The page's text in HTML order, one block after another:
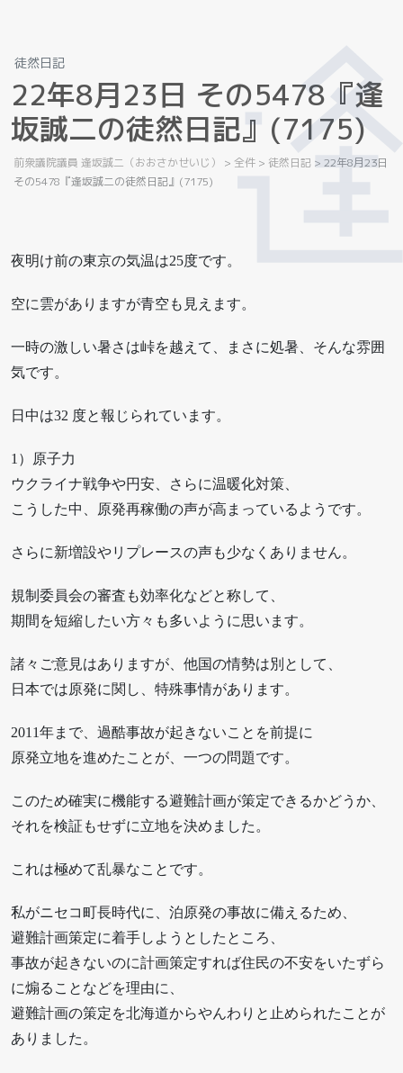
徒然日記
22年8月23日 その5478 『逢
坂誠二の徒然日記』 (71 75)
前衆議院議員 逢坂誠二（おおさかせいじ） > 全件 > 徒然日記 >22年8月23日
その5478『逢坂誠二の徒然日記』(7175)
夜明け前の東京の気温は25度です。
空に雲がありますが青空も見えます。
一時の激しい暑さは峠を越えて、まさに処暑、そんな雰囲
気です。
日中は32 度と報じられています。
1）原子力
ウクライナ戦争や円安、さらに温暖化対策、
こうした中、原発再稼働の声が高まっているようです。
さらに新増設やリプレースの声も少なくありません。
規制委員会の審査も効率化などと称して、
期間を短縮したい方々も多いように思います。
諸々ご意見はありますが、他国の情勢は別として、
日本では原発に関し、特殊事情があります。
2011年まで、過酷事故が起きないことを前提に
原発立地を進めたことが、一つの問題です。
このため確実に機能する避難計画が策定できるかどうか、
それを検証もせずに立地を決めました。
これは極めて乱暴なことです。
私がニセコ町長時代に、泊原発の事故に備えるため、
避難計画策定に着手しようとしたところ、
事故が起きないのに計画策定すれば住民の不安をいたずら
に煽ることなどを理由に、
避難計画の策定を北海道からやんわりと止められたことが
ありました。